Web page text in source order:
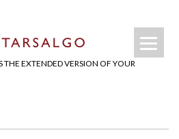
THE EXTENDED VERSION OF YOUR